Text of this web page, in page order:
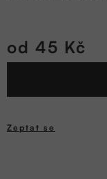
od 45 Kč
Měrná
Zeptat se